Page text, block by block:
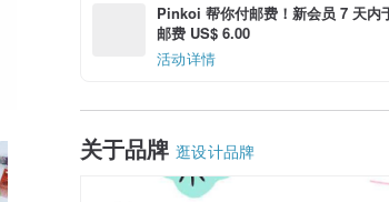
Pinkoi 帮你付邮费！新会员 7 天内
邮费 US$ 6.00
活动详情
关于品牌 逛设计品牌